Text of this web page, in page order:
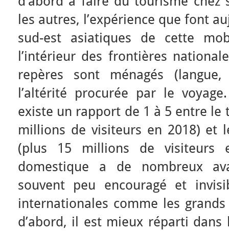
les autres, l’expérience que font
sud-est asiatiques de cette
l’intérieur des frontières
repères sont ménagés
l’altérité procurée par le
existe un rapport de 1 à 5 entre le
millions de visiteurs en 2018) et
(plus 15 millions de visiteurs
domestique a de nombreux
souvent peu encouragé et
internationales comme les
d’abord, il est mieux réparti dans